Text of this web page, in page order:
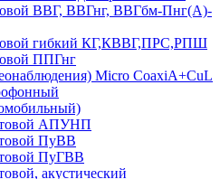
ВВГ, ВВГнг, ВВГбм-Пнг(А)-
гибкий КГ,КВВГ,ПРС,РПШ
ППГнг
Micro CoaxiA+CuL
АПУНП
ПуВВ
ПуГВВ
акустический